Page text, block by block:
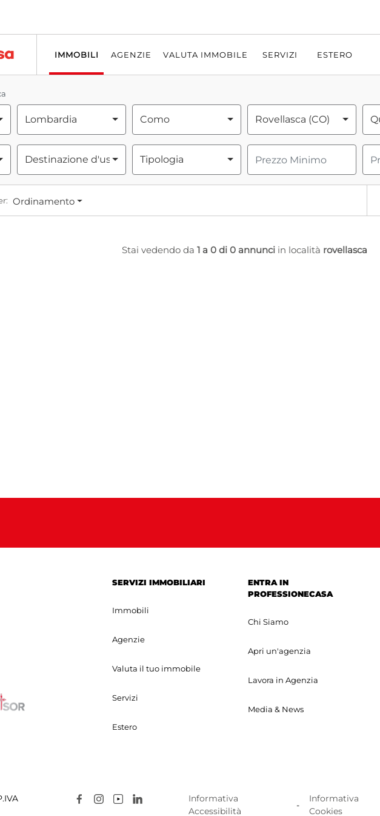
IMMOBILI AGENZIE VALUTA IMMOBILE SERVIZI ESTERO
Lombardia Como Rovellasca (CO)
Destinazione d'uso Tipologia
Ordinamento
Stai vedendo da 1 a 0 di 0 annunciin località rovellasca
SERVIZI IMMOBILIARI
Immobili
Agenzie
Valuta il tuo immobile
Servizi
Estero
ENTRA IN
PROFESSIONECASA
Chi Siamo
Apri un'agenzia
Lavora in Agenzia
Media & News
Informativa
Accessibilità
-
Informativa
Cookies